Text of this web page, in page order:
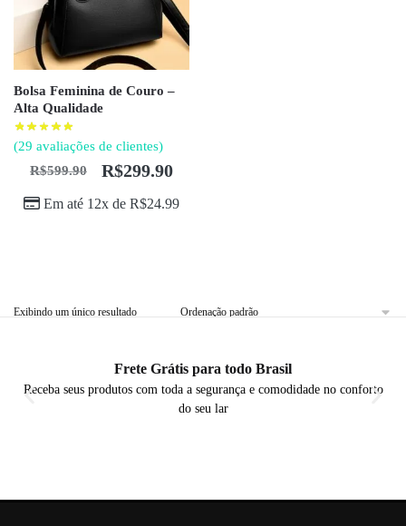
Bolsa Feminina de Couro –
Alta Qualidade
(29 avaliações de clientes)
R$599.90 R$299.90
Em até 12x de R$24.99
Exibindo um único resultado
Frete Grátis para todo Brasil
Receba seus produtos com toda a segurança e comodidade no conforto
do seu lar